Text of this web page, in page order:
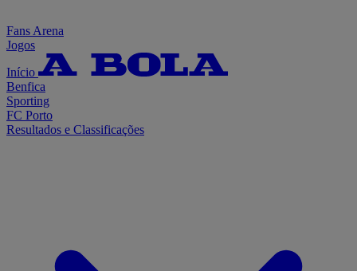
Fans Arena
Jogos
Início
Benfica
Sporting
FC Porto
Resultados e Classificações